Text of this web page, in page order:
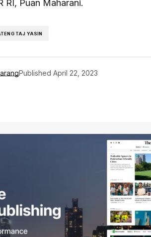
RI, Puan Maharani.
TAJ YASIN
Published April 22, 2023